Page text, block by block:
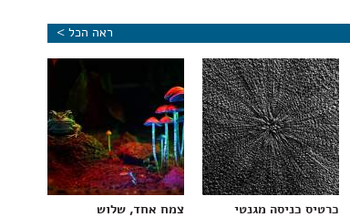
ראה הכל >
כרטיס כניסה מגנטי
צמח אחד, שלוש